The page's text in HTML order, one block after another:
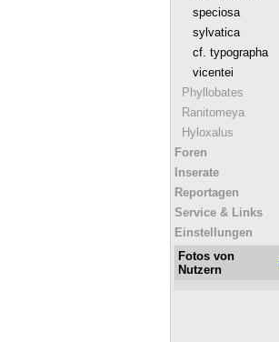
speciosa
sylvatica
cf. typographa
vicentei
Phyllobates
Ranitomeya
Hyloxalus
Foren
Inserate
Reportagen
Service & Links
Einstellungen
Fotos von
Nutzern